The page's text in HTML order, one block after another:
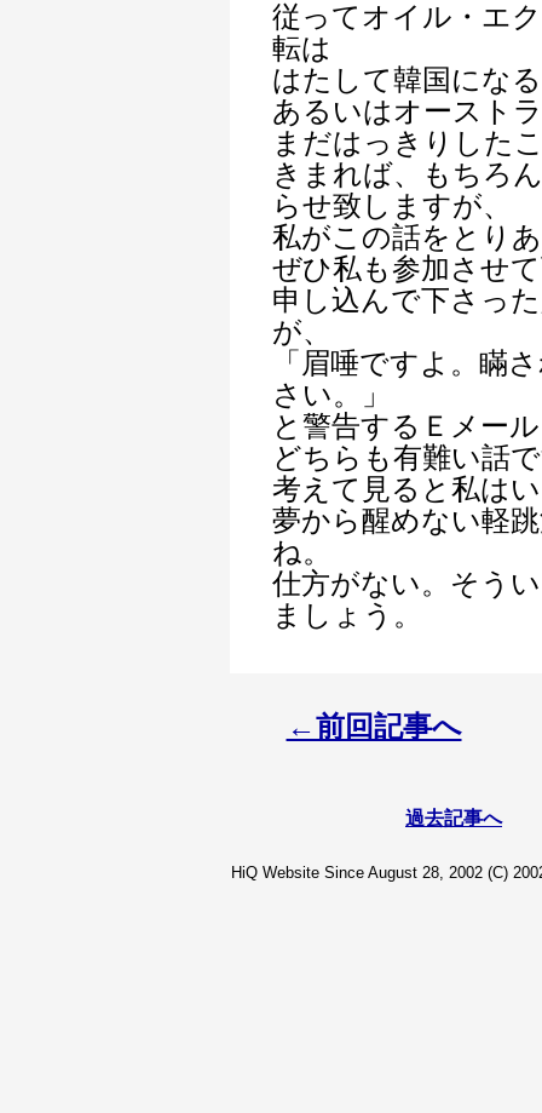
従ってオイル・エ
転は
はたして韓国にな
あるいはオースト
まだはっきりした
きまれば、もちろ
らせ致しますが、
私がこの話をとり
ぜひ私も参加させ
申し込んで下さっ
が、
「眉唾ですよ。瞞
さい。」
と警告するＥメー
どちらも有難い話
考えて見ると私は
夢から醒めない軽
ね。
仕方がない。そう
ましょう。
←前回記事へ
過去記事へ
HiQ Website Since August 28, 2002 (C)